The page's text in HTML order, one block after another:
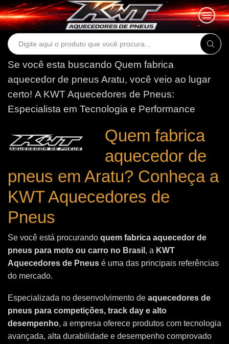
Search
Se você esta buscando Quem fabrica
aquecedor de pneus Aratu, você veio ao lugar
certo! A KWT Aquecedores de Pneus:
Especialista em Tecnologia e Performance
Quem fabrica
aquecedor de
pneus em Aratu? Conheça a
KWT Aquecedores de
Pneus
Se você está procurando quem fabrica aquecedor de
pneus para moto ou carro no Brasil , a KWT
Aquecedores de Pneus é uma das principais referências
do mercado.
Especializada no desenvolvimento de aquecedores de
pneus para competições, track day e alto
desempenho, a empresa oferece produtos com tecnologia
avançada, alta durabilidade e desempenho comprovado